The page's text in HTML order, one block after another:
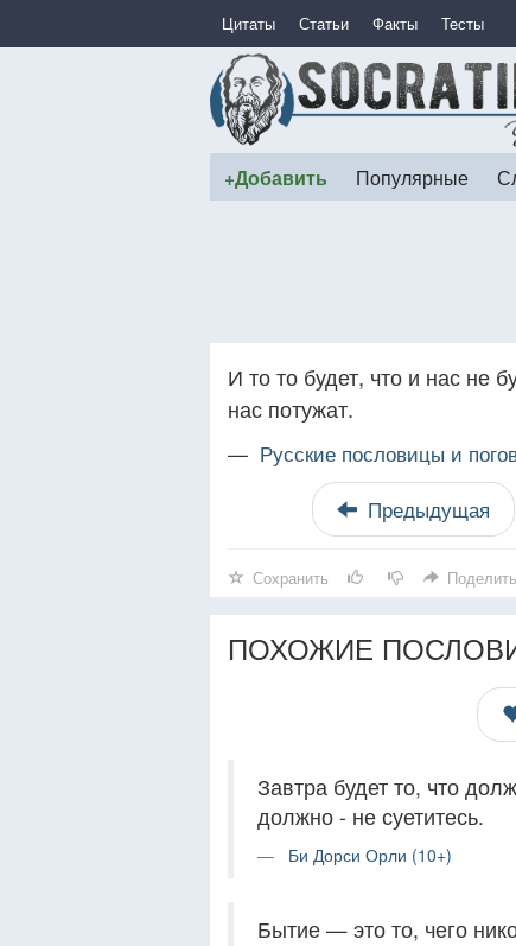
Цитаты Статьи Факты Тесты
+Добавить Популярные
И то то будет, что и нас не
нас потужат.
— Русские пословицы и
Предыдущая
Сохранить
ПОХОЖИЕ
Завтра будет то, что
должно - не суетитесь.
Би Дорси Орли (10+)
Бытие — это то, чего